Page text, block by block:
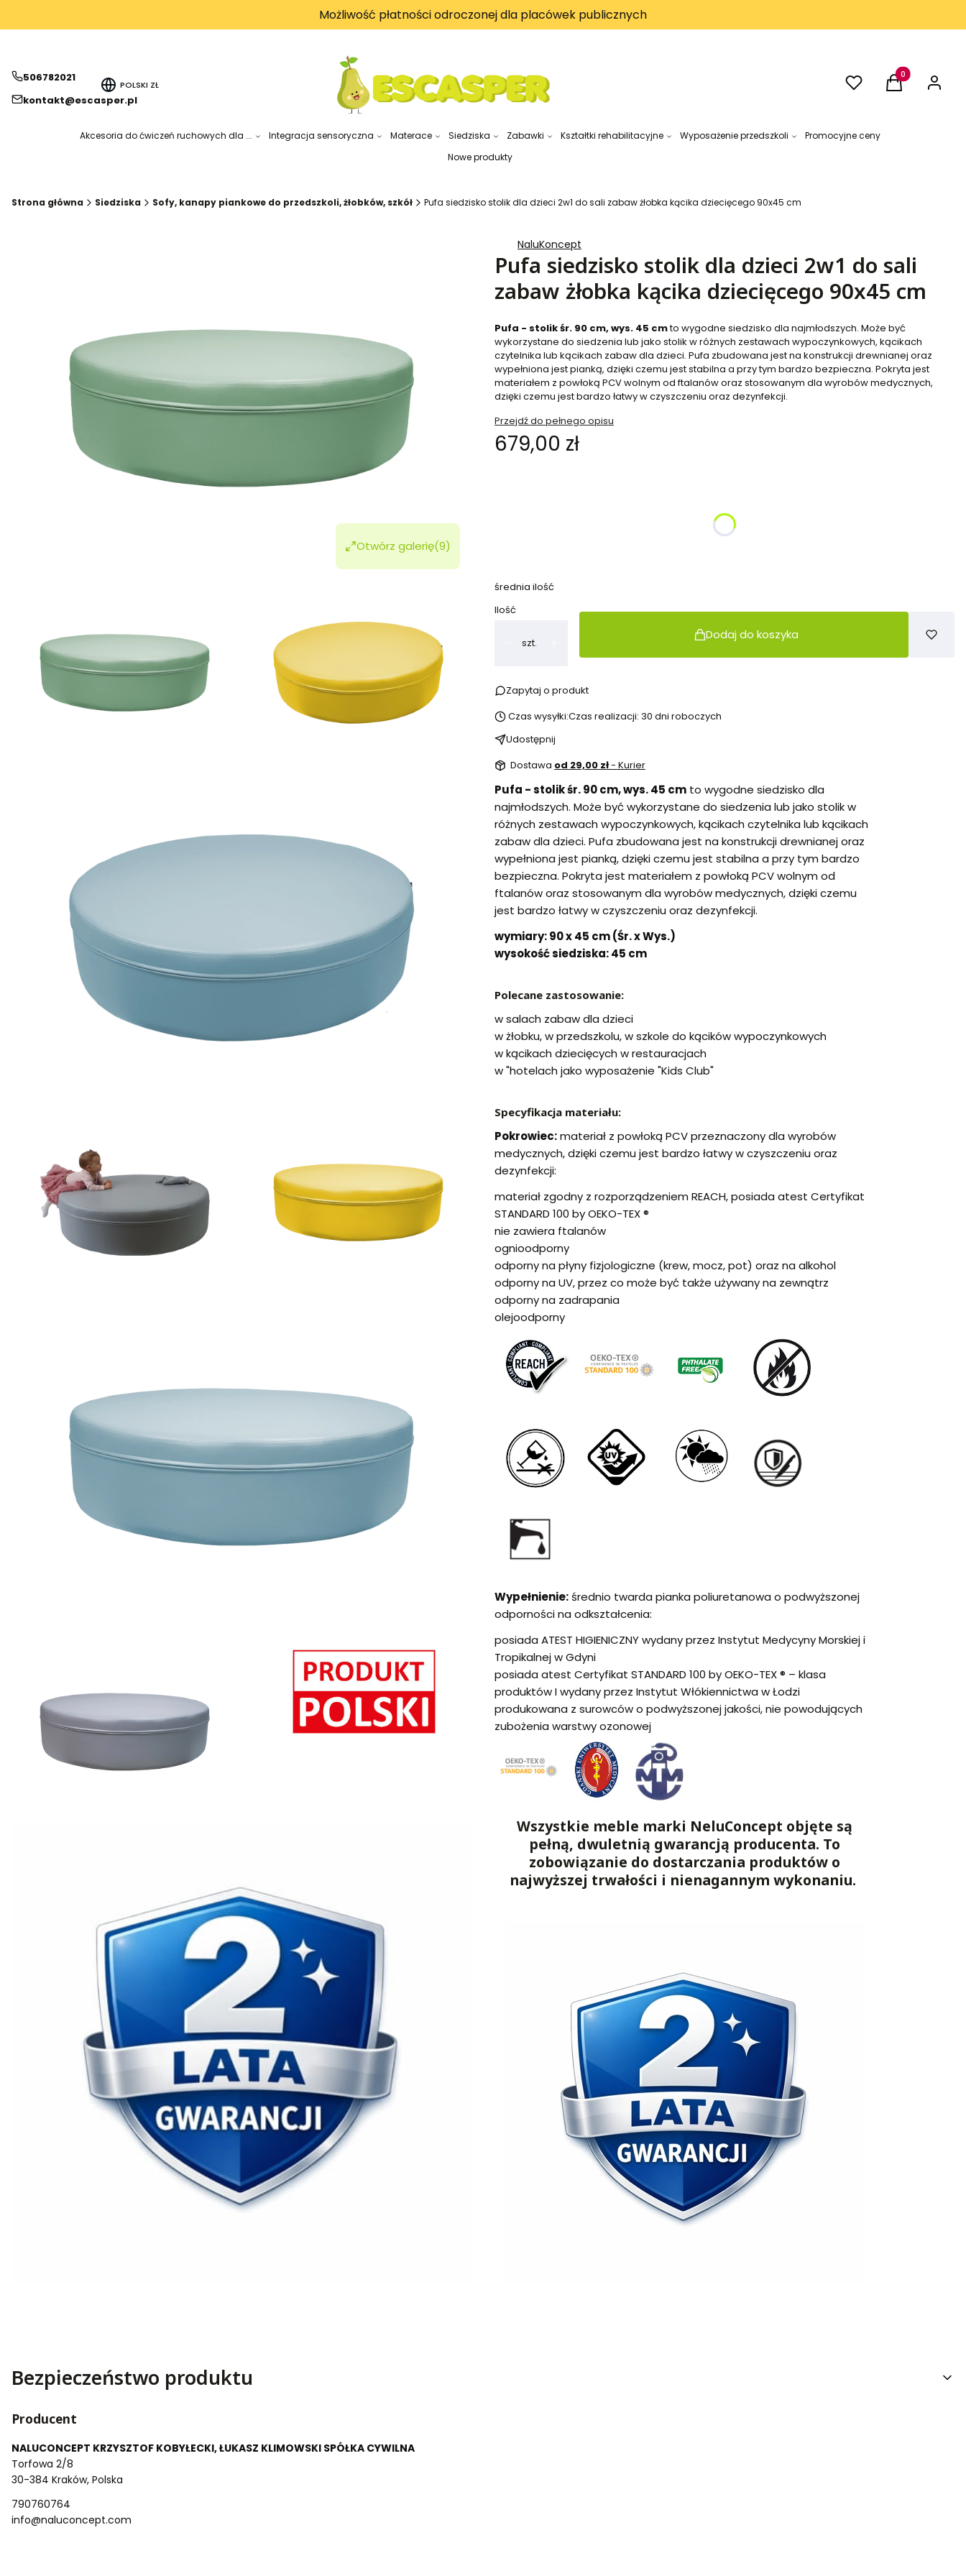
Możliwość płatności odroczonej dla placówek publicznych
506782021
kontakt@escasper.pl
POLSKI ZŁ UlubioneProdukty w
Koszyk Zaloguj
Akcesoria do ćwiczeń ruchowych dla ... Integracja sensoryczna Materace Siedziska Zabawki Kształtki rehabilitacyjne Wyposażenie przedszkoli
Promocyjne ceny
Nowe produkty
Strona główna Siedziska Sofy, kanapy piankowe do przedszkoli, żłobków, szkół Pufa siedzisko stolik dla dzieci 2w1 do sali zabaw żłobka kącika dziecięcego 90x45 cm
Otwórz galerię(9)
NaluKoncept
Pufa siedzisko stolik dla dzieci 2w1 do sali
zabaw żłobka kącika dziecięcego 90x45 cm
Pufa - stolik śr. 90 cm, wys. 45 cmto wygodne siedzisko dla najmłodszych. Może być
wykorzystane do siedzenia lub jako stolik w różnych zestawach wypoczynkowych, kącikach
czytelnika lub kącikach zabaw dla dzieci. Pufa zbudowana jest na konstrukcji drewnianej oraz
wypełniona jest pianką, dzięki czemu jest stabilna a przy tym bardzo bezpieczna. Pokryta jest
materiałem z powłoką PCV wolnym od ftalanów oraz stosowanym dla wyrobów medycznych,
dzięki czemu jest bardzo łatwy w czyszczeniu oraz dezynfekcji.
Przejdź do pełnego opisu
Cena
679,00 zł
średnia ilość
Ilość
szt.
Dodaj do koszyka
Zapytaj o produkt
Czas wysyłki:Czas realizacji: 30 dni roboczych
Udostępnij
Dostawa od 29,00 zł- Kurier
Pufa - stolik śr. 90 cm, wys. 45 cm to wygodne siedzisko dla
najmłodszych. Może być wykorzystane do siedzenia lub jako stolik w
różnych zestawach wypoczynkowych, kącikach czytelnika lub kącikach
zabaw dla dzieci. Pufa zbudowana jest na konstrukcji drewnianej oraz
wypełniona jest pianką, dzięki czemu jest stabilna a przy tym bardzo
bezpieczna. Pokryta jest materiałem z powłoką PCV wolnym od
ftalanów oraz stosowanym dla wyrobów medycznych, dzięki czemu
jest bardzo łatwy w czyszczeniu oraz dezynfekcji.
wymiary: 90 x 45 cm (Śr. x Wys.)
wysokość siedziska: 45 cm
Polecane zastosowanie:
w salach zabaw dla dzieci
w żłobku, w przedszkolu, w szkole do kącików wypoczynkowych
w kącikach dziecięcych w restauracjach
w "hotelach jako wyposażenie "Kids Club"
Specyfikacja materiału:
Pokrowiec:materiał z powłoką PCV przeznaczony dla wyrobów
medycznych, dzięki czemu jest bardzo łatwy w czyszczeniu oraz
dezynfekcji:
materiał zgodny z rozporządzeniem REACH, posiada atest Certyfikat
STANDARD 100 by OEKO-TEX ®
nie zawiera ftalanów
ognioodporny
odporny na płyny fizjologiczne (krew, mocz, pot) oraz na alkohol
odporny na UV, przez co może być także używany na zewnątrz
odporny na zadrapania
olejoodporny
Wypełnienie:średnio twarda pianka poliuretanowa o podwyższonej
odporności na odkształcenia:
posiada ATEST HIGIENICZNY wydany przez Instytut Medycyny Morskiej i
Tropikalnej w Gdyni
posiada atest Certyfikat STANDARD 100 by OEKO-TEX ® – klasa
produktów I wydany przez Instytut Włókiennictwa w Łodzi
produkowana z surowców o podwyższonej jakości, nie powodujących
zubożenia warstwy ozonowej
Wszystkie meble marki NeluConcept objęte są
pełną, dwuletnią gwarancją producenta. To
zobowiązanie do dostarczania produktów o
najwyższej trwałości i nienagannym wykonaniu.
Bezpieczeństwo produktu
Producent
NALUCONCEPT KRZYSZTOF KOBYŁECKI, ŁUKASZ KLIMOWSKI SPÓŁKA CYWILNA
Torfowa 2/8
30-384 Kraków, Polska
790760764
info@naluconcept.com